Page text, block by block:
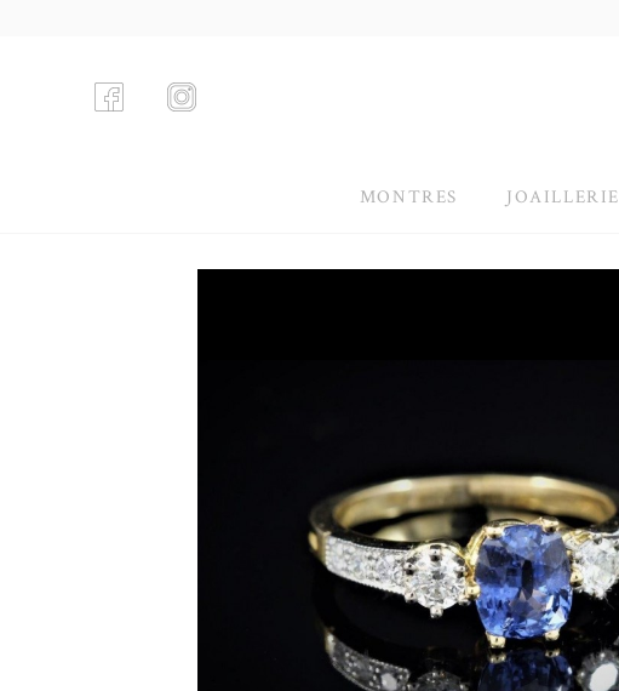
MONTRES JOAILLERIE